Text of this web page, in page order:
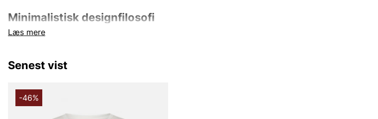
Læs mere
Minimalistisk designfilosofi
hverdagen og festen. Uanset om du leder efter en klassisk striktrøje, en stilren kjole
eller trendy overtøj, tilbyder Minimum et bredt udvalg, der gør det nemt at skabe en
Kvalitet og holdbarhed
Senest vist
-46%